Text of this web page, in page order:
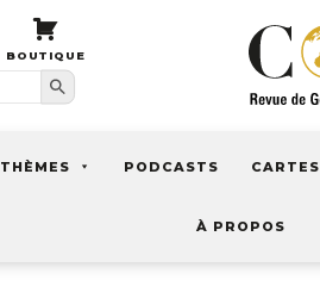
BOUTIQUE
Search Button
THÈMES PODCASTS CARTES
À PROPOS